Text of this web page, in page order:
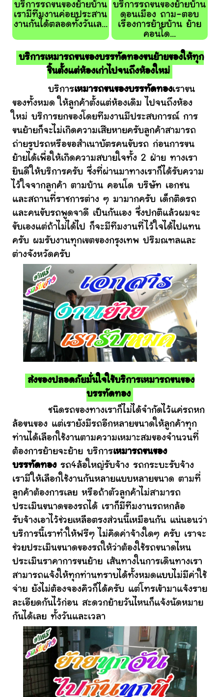
บริการรถขนของย้ายบ้าน
เรามีทีมงานค่อยประสาน
งานกันได้ตลอดทั้งวันเล...
บริการรถขนของย้ายบ้าน
ดอนเมือง ถาม-ตอบ
เรื่องการย้ายบ้าน ย้าย
คอนโด...
บริการเหมารถขนของบรรทัดทองขนย้ายของให้ทุก
ชิ้นตั้งแต่ห้องเก่าไปจนถึงห้องใหม่
บริการเหมารถขนของบรรทัดทองเราขน
ของทั้งหมด ให้ลูกค้าตั้งแต่ห้องเดิม ไปจนถึงห้อง
ใหม่ บริการยกของโดยทีมงานมีประสบการณ์ การ
ขนย้ายก็จะไม่เกิดความเสียหายครับลูกค้าสามารถ
ถ่ายรูปรถหรือขอสำเนาบัตรคนขับรถ ก่อนการขน
ย้ายได้เพื่อให้เกิดความสบายใจทั้ง 2 ฝ่าย ทางเรา
ยินดีให้บริการครับ ซึ่งที่ผ่านมาทางเราก็ได้รับความ
ไว้ใจจากลูกค้า ตามบ้าน คอนโด บริษัท เอกชน
และสถานที่ราชการต่าง ๆ มามากครับ เด็กติดรถ
และคนขับรถพูดจาดี เป็นกันเอง ซึ่งปกติแล้วผมจะ
ขับเองแต่ถ้าไม่ได้ไป ก็จะมีทีมงานที่ไว้ใจได้ไปแทน
ครับ ผมรับงานทุกเขตของกรุงเทพ ปริมณฑลและ
ต่างจังหวัดครับ
ส่งของปลอดภัยมั่นใจใช้บริการเหมารถขนของ
บรรทัดทอง
ชนิดรถของทางเราก็ไม่ได้จำกัดไว้แค่รถหก
ล้อขนของ แต่เรายังมีรถอีกหลายขนาดให้ลูกค้าทุก
ท่านได้เลือกใช้งานตามความเหมาะสมของจำนวนที่
ต้องการย้ายจะย้าย บริการเหมารถขนของ
บรรทัดทองรถ4ล้อใหญ่รับจ้าง รถกระบะรับจ้าง
เรามีให้เลือกใช้งานกันหลายแบบหลายขนาด ตามที่
ลูกค้าต้องการเลย หรือถ้าตัวลูกค้าไม่สามารถ
ประเมินขนาดของรถได้ เราก็มีทีมงานรถหกล้อ
รับจ้างเอาไว้ช่วยเหลือตรงส่วนนี้เหมือนกัน แน่นอนว่า
บริการนี้เราทำให้ฟรีๆ ไม่คิดค่าจ้างใดๆ ครับ เราจะ
ช่วยประเมินขนาดของรถให้ว่าต้องใช้รถขนาดไหน
ประเมินราคาการขนย้าย เส้นทางในการเดินทางเรา
สามารถแจ้งให้ทุกท่านทราบได้ทั้งหมดแบบไม่มีค่าใช้
จ่าย ยังไม่ต้องจองคิวก็ได้ครับ แต่โทรเข้ามาแจ้งราย
ละเอียดกันไว้ก่อน สะดวกย้ายวันไหนก็แจ้งนัดหมาย
กันได้เลย ทั้งวันและเวลา